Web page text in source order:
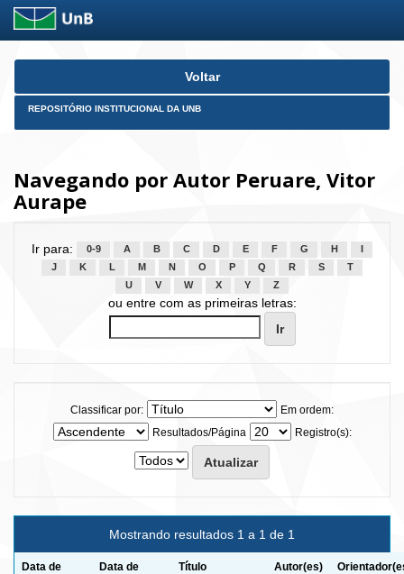
Skip
Voltar
REPOSITÓRIO INSTITUCIONAL DA UNB
Navegando por Autor Peruare, Vitor
Aurape
Ir para: 0-9 A B C D E F G H
J
K L M N O P Q R S
T
U
V W X Y Z
ou entre com as primeiras letras:
Classificar por:
Em ordem:
Resultados/Página
Registro(s):
Mostrando resultados 1 a 1 de 1
Data de
Data de
Título Autor(es)